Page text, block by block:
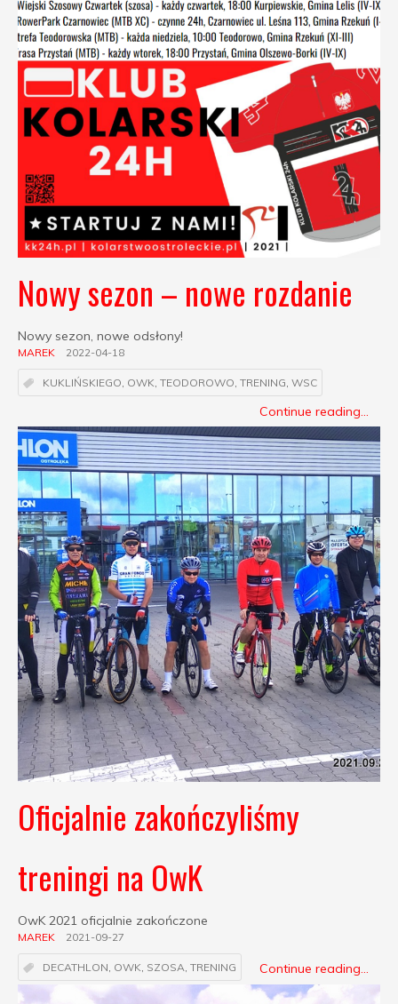
Nowy sezon – nowe rozdanie
Nowy sezon, nowe odsłony!
MAREK 2022-04-18
KUKLIŃSKIEGO, OWK, TEODOROWO, TRENING, WSC
Continue reading...
Oficjalnie zakończyliśmy
treningi na OwK
OwK 2021 oficjalnie zakończone
MAREK 2021-09-27
DECATHLON, OWK, SZOSA, TRENING Continue reading...